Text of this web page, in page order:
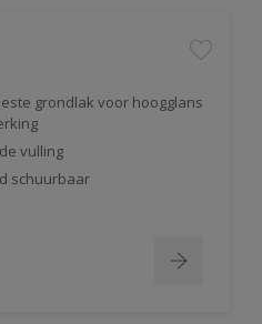
grondlak voor hoogglans
vulling
schuurbaar